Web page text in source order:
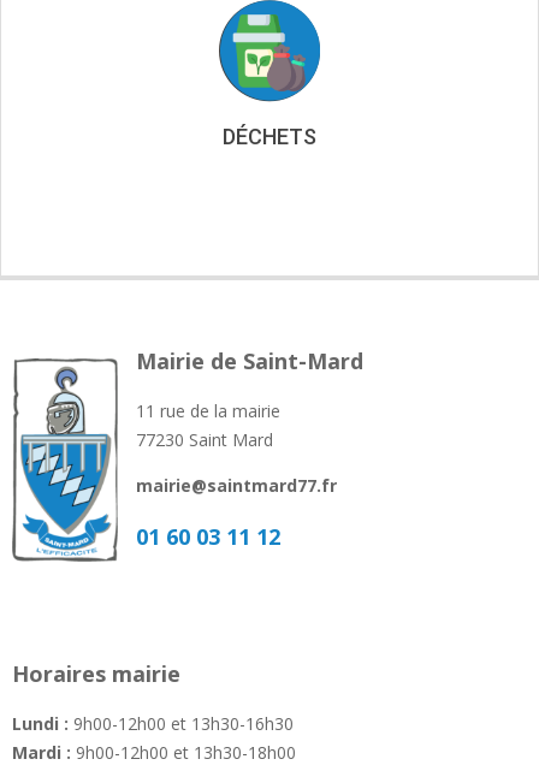
DÉCHETS
Mairie de Saint-Mard
11 rue de la mairie
77230 Saint Mard
mairie@saintmard77.fr
01 60 03 11 12
Horaires mairie
Lundi : 9h00-12h00 et 13h30-16h30
Mardi : 9h00-12h00 et 13h30-18h00